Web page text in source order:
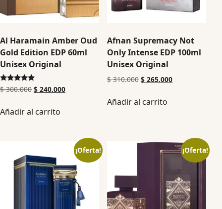
Al Haramain Amber Oud
Gold Edition EDP 60ml
Unisex Original
Valorado en
5.00
$300.000 $ 240.000
Añadir al carrito
Afnan Supremacy Not
Only Intense EDP 100ml
Unisex Original
$310.000 $ 265.000
Añadir al carrito
¡Oferta! ¡Oferta!